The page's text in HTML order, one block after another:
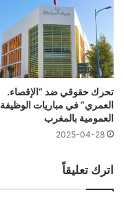
تحرك حقوقي ضد “الإقصاء.
العمري” في مباريات الوظيفة
العمومية بالمغرب
2025-04-28
اترك تعليقاً